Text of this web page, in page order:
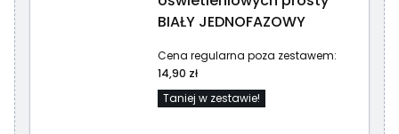
BIAŁY JEDNOFAZOWY
Cena regularna poza zestawem:
14,90 zł
Taniej w zestawie!